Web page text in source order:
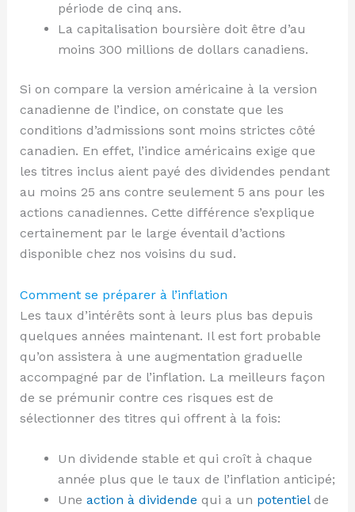
période de cinq ans.
La capitalisation boursière doit être d’au
moins 300 millions de dollars canadiens.
Si on compare la version américaine à la version
canadienne de l’indice, on constate que les
conditions d’admissions sont moins strictes côté
canadien. En effet, l’indice américains exige que
les titres inclus aient payé des dividendes pendant
au moins 25 ans contre seulement 5 ans pour les
actions canadiennes. Cette différence s’explique
certainement par le large éventail d’actions
disponible chez nos voisins du sud.
Comment se préparer à l’inflation
Les taux d’intérêts sont à leurs plus bas depuis
quelques années maintenant. Il est fort probable
qu’on assistera à une augmentation graduelle
accompagné par de l’inflation. La meilleurs façon
de se prémunir contre ces risques est de
sélectionner des titres qui offrent à la fois:
Un dividende stable et qui croît à chaque
année plus que le taux de l’inflation anticipé;
Une action à dividende qui a un potentielde